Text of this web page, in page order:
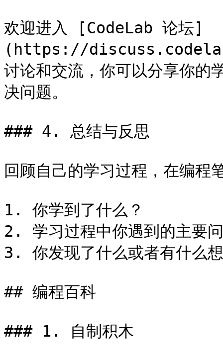
欢迎进入 [CodeLab 论坛]
(https://
讨论和交流，你可以分享你的
决问题。
### 4. 总结与反思
回顾自己的学习过程，在编程
1. 你学到了什么？
2. 学习过程中你遇到的主要
3. 你发现了什么或者有什么
## 编程百科
### 1. 自制积木